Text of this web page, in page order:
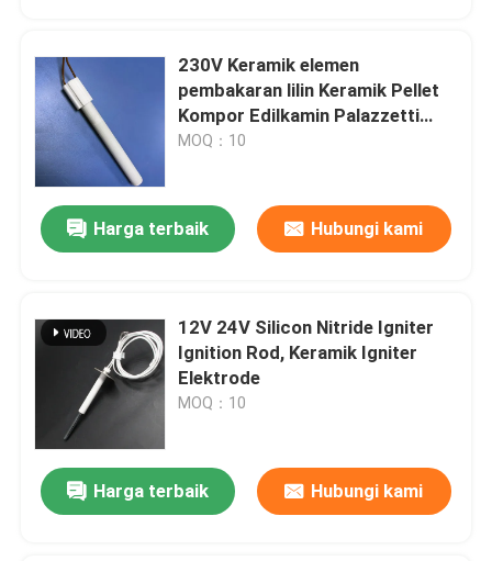
230V Keramik elemen
pembakaran lilin Keramik Pellet
Kompor Edilkamin Palazzetti
Besi cor Api
MOQ：10
Harga terbaik Hubungi kami
12V 24V Silicon Nitride Igniter
Ignition Rod, Keramik Igniter
Elektrode
MOQ：10
Harga terbaik Hubungi kami